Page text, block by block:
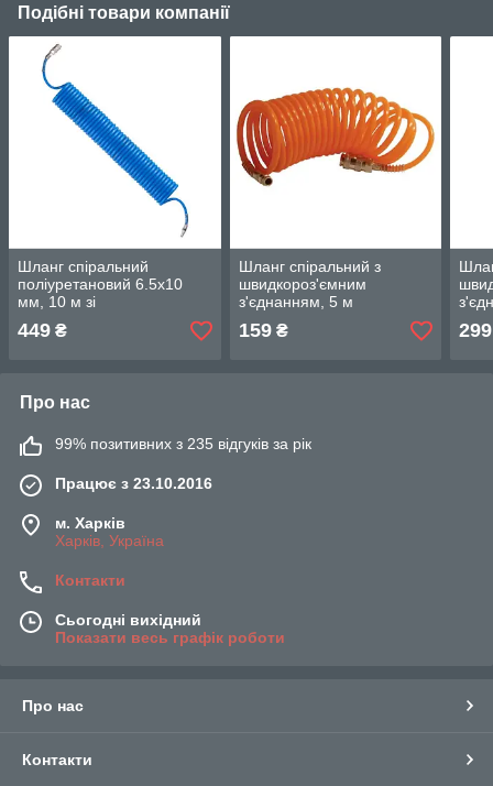
Подібні товари компанії
Шланг спіральний
поліуретановий 6.5х10
мм, 10 м зі
швидкорознімними
з'єднаннями INTERTOOL
449 ₴
Шланг спіральний з
швидкороз'ємним
з'єднанням, 5 м
INTERTOOL PT-1703
159₴ 299
Про нас
99% позитивних з 235 відгуків за рік
Працює з 23.10.2016
м. Харків
Харків, Україна
Контакти
Сьогодні вихідний
Показати весь графік роботи
Про нас
Контакти